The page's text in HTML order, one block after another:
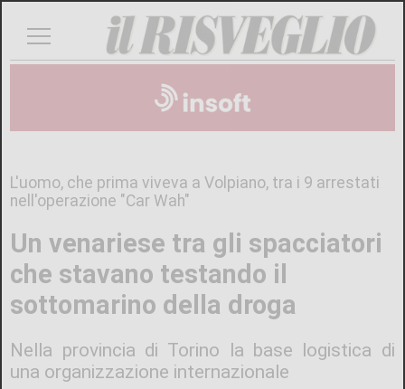
L'uomo, che prima viveva a Volpiano, tra i 9 arrestati
nell'operazione "Car Wah"
Un venariese tra gli spacciatori
che stavano testando il
sottomarino della droga
Nella provincia di Torino la base logistica di
una organizzazione internazionale